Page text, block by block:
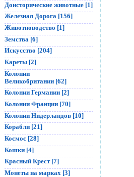
Доисторические животные [1]
Железная Дорога [156]
Животноводство [1]
Земства [6]
Искусство [204]
Кареты [2]
Колонии
Великобритании [62]
Колонии Германии [2]
Колонии Франции [70]
Колонии Нидерландов [10]
Корабли [21]
Космос [28]
Кошки [4]
Красный Крест [7]
Монеты на марках [3]